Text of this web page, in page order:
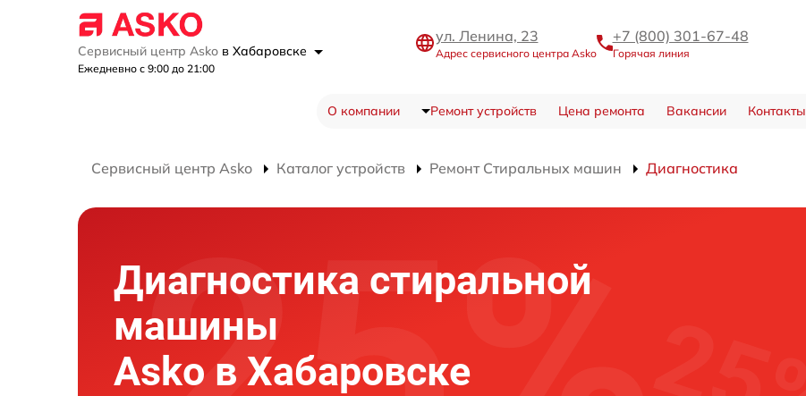
Сервисный центр Asko в Хабаровске
Ежедневно с 9:00 до 21:00
ул. Ленина, 23
Адрес сервисного центра Asko
+7 (800) 301-67-48
Горячая линия
О компании Ремонт устройств Цена ремонта Вакансии Контакты
Сервисный центр Asko Каталог устройств Ремонт Стиральных машин Диагностика
Диагностика стиральной
машины
Asko в Хабаровске